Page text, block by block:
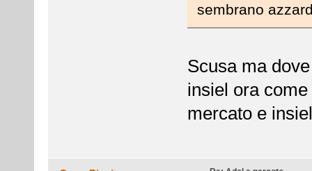
sembrano
Scusa ma
insiel ora
mercato e